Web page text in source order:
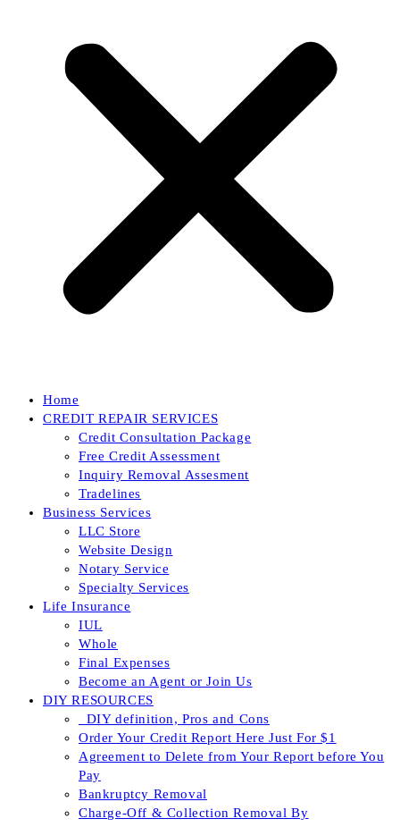
Home
CREDIT REPAIR SERVICES
Credit Consultation Package
Free Credit Assessment
Inquiry Removal Assesment
Tradelines
Business Services
LLC Store
Website Design
Notary Service
Specialty Services
Life Insurance
IUL
Whole
Final Expenses
Become an Agent or Join Us
DIY RESOURCES
_DIY definition, Pros and Cons
Order Your Credit Report Here Just For $1
Agreement to Delete from Your Report before You
Pay
Bankruptcy Removal
Charge-Off & Collection Removal By